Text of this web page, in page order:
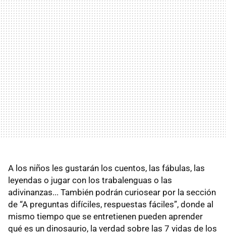
A los niños les gustarán los cuentos, las fábulas, las
leyendas o jugar con los trabalenguas o las
adivinanzas... También podrán curiosear por la sección
de “A preguntas difíciles, respuestas fáciles”, donde al
mismo tiempo que se entretienen pueden aprender
qué es un dinosaurio, la verdad sobre las 7 vidas de los